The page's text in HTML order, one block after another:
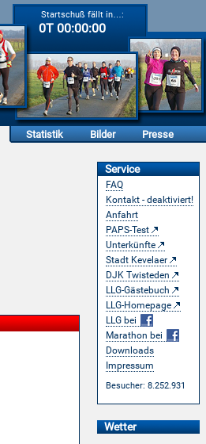
Startschuß fällt in…:
0T 00:00:00
Statistik Bilder Presse
Service
FAQ
Kontakt - deaktiviert!
Anfahrt
PAPS-Test
Unterkünfte
Stadt Kevelaer
DJK Twisteden
LLG-Gästebuch
LLG-Homepage
LLG bei
Marathon bei
Downloads
Impressum
Besucher: 8.252.931
Wetter